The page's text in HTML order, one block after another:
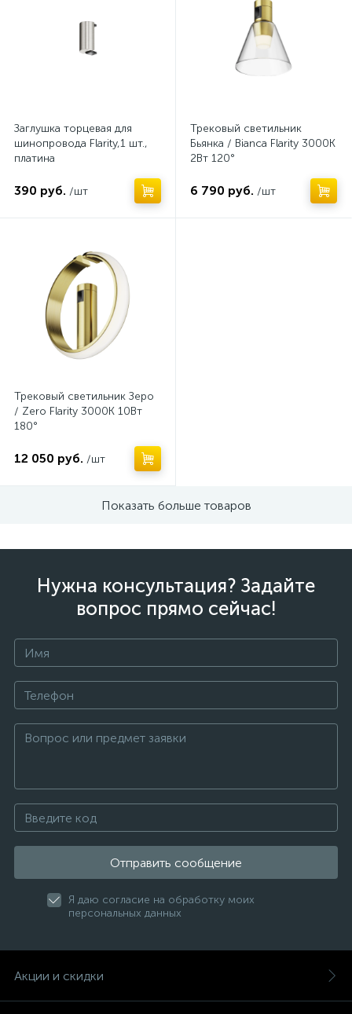
Заглушка торцевая для
шинопровода Flarity,1 шт.,
платина
390 руб. /шт
Трековый светильник
Бьянка / Bianca Flarity 3000K
2Вт 120°
6 790 руб. /шт
Трековый светильник Зеро
/ Zero Flarity 3000K 10Вт
180°
12 050 руб. /шт
Показать больше товаров
Нужна консультация? Задайте
вопрос прямо сейчас!
Отправить сообщение
Я даю согласие на обработку моих
персональных данных
Акции и скидки